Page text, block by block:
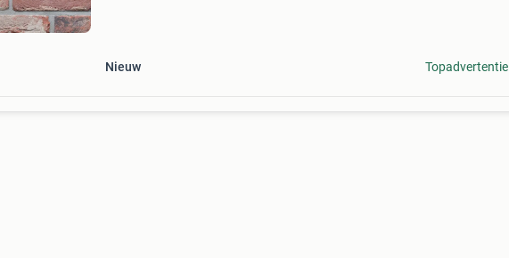
Nieuw
Topadvertentie